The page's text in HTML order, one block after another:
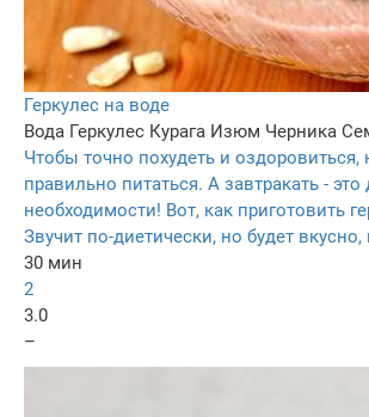
Геркулес на воде
Вода Геркулес Курага Изюм Черника
Чтобы точно похудеть и оздоровиться,
правильно питаться. А завтракать -
необходимости! Вот, как приготовить
Звучит по-диетически, но будет вкусно,
30 мин
2
3.0
–